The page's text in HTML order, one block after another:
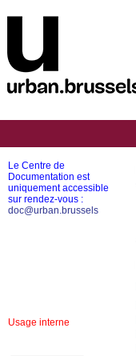
Le Centre de
Documentation est
uniquement accessible
sur rendez-vous :
doc@urban.brussels
Usage interne